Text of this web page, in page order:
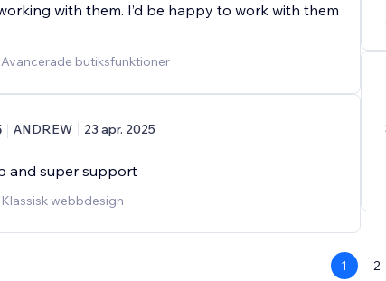
with them. I’d be happy to work with them
butiksfunktioner
ANDREW 23 apr. 2025
and super support
webbdesign
1 2